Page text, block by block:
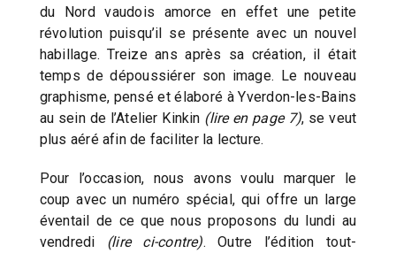
du Nord vaudois amorce en effet une petite
révolution puisqu’il se présente avec un nouvel
habillage. Treize ans après sa création, il était
temps de dépoussiérer son image. Le nouveau
graphisme, pensé et élaboré à Yverdon-les-Bains
au sein de l’Atelier Kinkin (lire en page 7), se veut
plus aéré afin de faciliter la lecture.
Pour l’occasion, nous avons voulu marquer le
coup avec un numéro spécial, qui offre un large
éventail de ce que nous proposons du lundi au
vendredi (lire ci-contre). Outre l’édition tout-